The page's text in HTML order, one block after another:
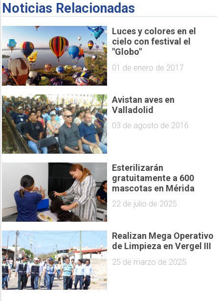
Noticias Relacionadas
Luces y colores en el
cielo con festival el
"Globo"
01 de enero de 2017
Avistan aves en
Valladolid
03 de agosto de 2016
Esterilizarán
gratuitamente a 600
mascotas en Mérida
22 de julio de 2025
Realizan Mega Operativo
de Limpieza en Vergel III
25 de marzo de 2025